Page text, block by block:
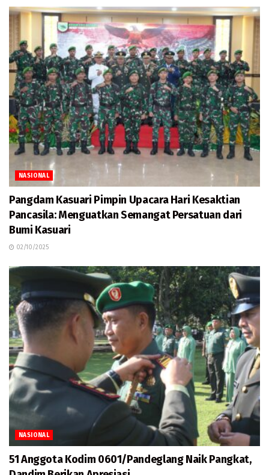
NASIONAL
Pangdam Kasuari Pimpin Upacara Hari Kesaktian
Pancasila: Menguatkan Semangat Persatuan dari
Bumi Kasuari
02/10/2025
NASIONAL
51 Anggota Kodim 0601/Pandeglang Naik Pangkat,